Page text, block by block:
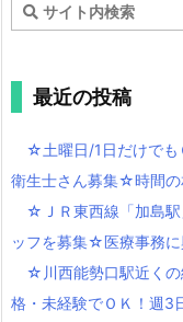
最近の投稿
☆土曜日/1日だけでも
衛生士さん募集☆時間
☆ＪＲ東西線「加島駅
ッフを募集☆医療事務に
☆川西能勢口駅近く
格・未経験でＯＫ！週3